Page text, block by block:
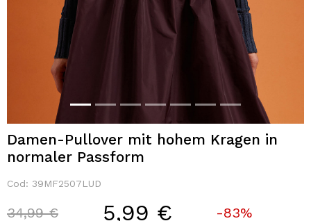
Damen-Pullover mit hohem Kragen in
normaler Passform
Cod: 39MF2507LUD
Price reduced from
34,99 €to 5,99 € -83%